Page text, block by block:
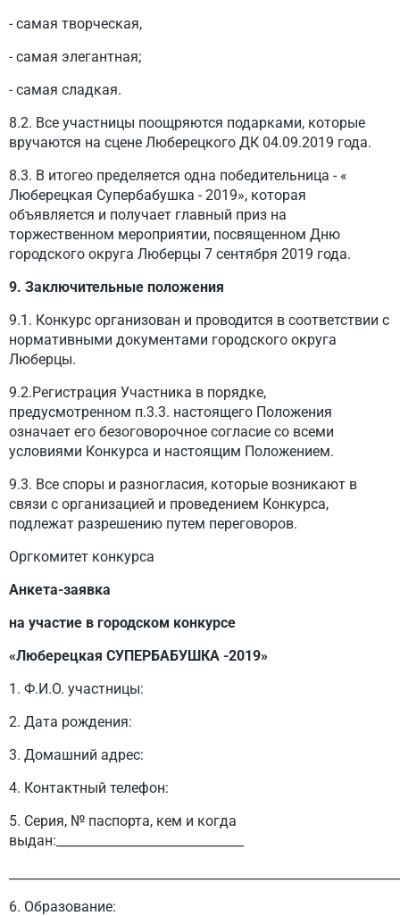
- самая творческая,
- самая элегантная;
- самая сладкая.
8.2. Все участницы поощряются подарками, которые
вручаются на сцене Люберецкого ДК 04.09.2019 года.
8.3. В итогео пределяется одна победительница - «
Люберецкая Супербабушка - 2019», которая
объявляется и получает главный приз на
торжественном мероприятии, посвященном Дню
городского округа Люберцы 7 сентября 2019 года.
9. Заключительные положения
9.1. Конкурс организован и проводится в соответствии с
нормативными документами городского округа
Люберцы.
9.2.Регистрация Участника в порядке,
предусмотренном п.3.3. настоящего Положения
означает его безоговорочное согласие со всеми
условиями Конкурса и настоящим Положением.
9.3. Все споры и разногласия, которые возникают в
связи с организацией и проведением Конкурса,
подлежат разрешению путем переговоров.
Оргкомитет конкурса
Анкета-заявка
на участие в городском конкурсе
«Люберецкая СУПЕРБАБУШКА -2019»
1. Ф.И.О. участницы:
2. Дата рождения:
3. Домашний адрес:
4. Контактный телефон:
5. Серия, № паспорта, кем и когда
выдан:______________________________
6. Образование: